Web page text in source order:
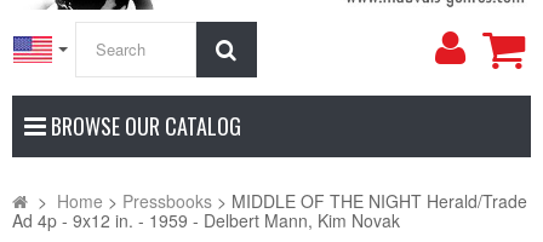
My
BROWSE OUR CATALOG
> Home > Pressbooks > MIDDLE OF THE NIGHT Herald/Trade
Ad 4p - 9x12 in. - 1959 - Delbert Mann, Kim Novak